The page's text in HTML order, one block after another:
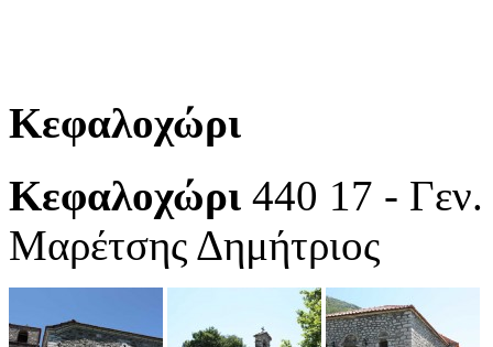
Κεφαλοχώρι
Κεφαλοχώρι 440 17 -
Μαρέτσης Δημήτριος